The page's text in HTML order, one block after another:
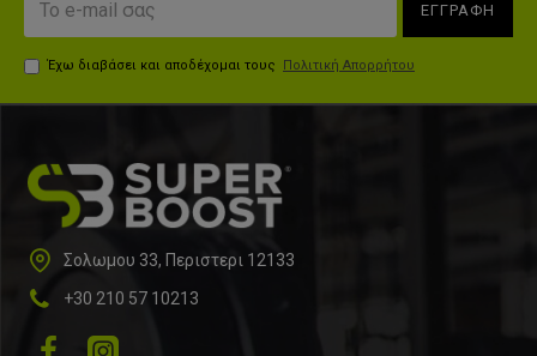
ΕΓΓΡΑΦΗ
Έχω διαβάσει και αποδέχομαι τους Πολιτική Απορρήτου
Σολωμου 33, Περιστερι 12133
+30 210 57 10213